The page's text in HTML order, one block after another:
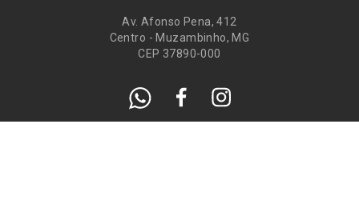
Av. Afonso Pena, 412
Centro - Muzambinho, MG
CEP 37890-000